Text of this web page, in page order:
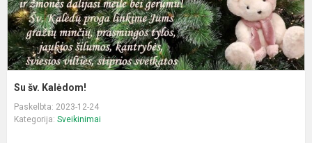
Su šv. Kalėdom!
Paskelbta: 2023-12-24
Kategorija: Sveikinimai